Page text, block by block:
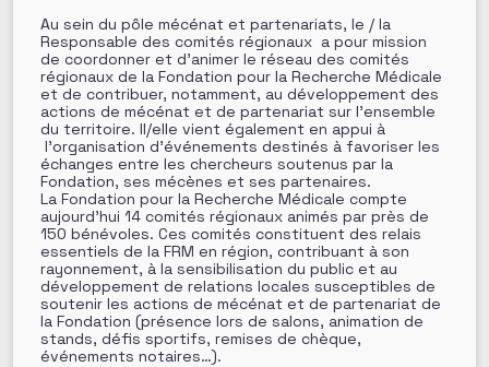
Au sein du pôle mécénat et partenariats, le / la
Responsable des comités régionaux a pour mission
de coordonner et d’animer le réseau des comités
régionaux de la Fondation pour la Recherche Médicale
et de contribuer, notamment, au développement des
actions de mécénat et de partenariat sur l’ensemble
du territoire. Il/elle vient également en appui à
l’organisation d’événements destinés à favoriser les
échanges entre les chercheurs soutenus par la
Fondation, ses mécènes et ses partenaires.
La Fondation pour la Recherche Médicale compte
aujourd’hui 14 comités régionaux animés par près de
150 bénévoles. Ces comités constituent des relais
essentiels de la FRM en région, contribuant à son
rayonnement, à la sensibilisation du public et au
développement de relations locales susceptibles de
soutenir les actions de mécénat et de partenariat de
la Fondation (présence lors de salons, animation de
stands, défis sportifs, remises de chèque,
événements notaires…).